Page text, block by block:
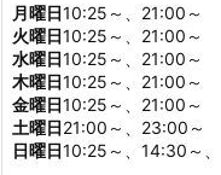
月曜日10:25～、21:00～
火曜日10:25～、21:00～
水曜日10:25～、21:00～
木曜日10:25～、21:00～
金曜日10:25～、21:00～
土曜日21:00～、23:00～
日曜日10:25～、14:30～